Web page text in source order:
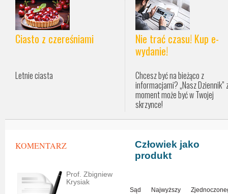
Ciasto z czereśniami
Letnie ciasta
Nie trać czasu! Kup e-
wydanie!
Chcesz być na bieżąco z
informacjami? „Nasz Dziennik”
moment może być w Twojej
skrzynce!
KOMENTARZ
Prof. Zbigniew
Krysiak
Człowiek jako
produkt
Sąd Najwyższy